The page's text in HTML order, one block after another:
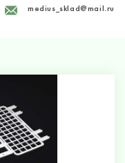
medius_sklad@mail.ru